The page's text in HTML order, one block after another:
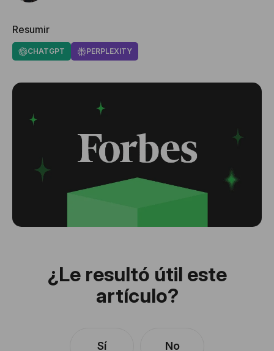
Resumir
CHATGPT PERPLEXITY
¿Le resultó útil este
artículo?
Sí No